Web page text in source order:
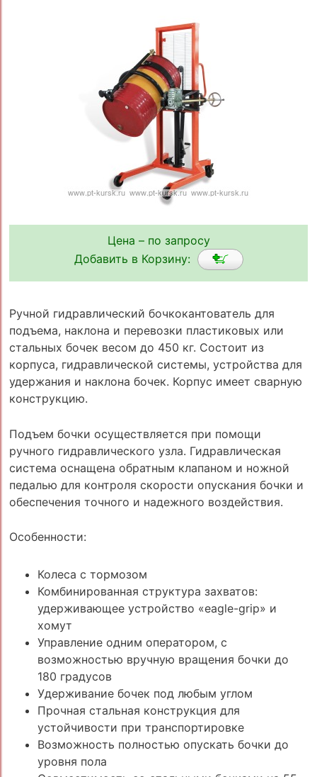
Цена – по запросу
Добавить в Корзину:
Ручной гидравлический бочкокантователь для
подъема, наклона и перевозки пластиковых или
стальных бочек весом до 450 кг. Состоит из
корпуса, гидравлической системы, устройства для
удержания и наклона бочек. Корпус имеет сварную
конструкцию.
Подъем бочки осуществляется при помощи
ручного гидравлического узла. Гидравлическая
система оснащена обратным клапаном и ножной
педалью для контроля скорости опускания бочки и
обеспечения точного и надежного воздействия.
Особенности:
Колеса с тормозом
Комбинированная структура захватов:
удерживающее устройство «eagle-grip» и
хомут
Управление одним оператором, с
возможностью вручную вращения бочки до
180 градусов
Удерживание бочек под любым углом
Прочная стальная конструкция для
устойчивости при транспортировке
Возможность полностью опускать бочки до
уровня пола